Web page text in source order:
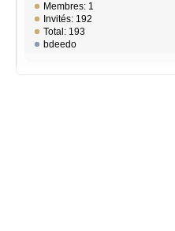
Membres: 1
Invités: 192
Total: 193
bdeedo